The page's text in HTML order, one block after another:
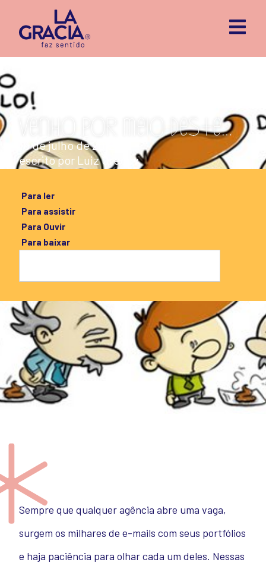
Venho por meio deste…
16 de julho de 2012
escrito por Luiz Grecov
Para ler
Para assistir
Para Ouvir
Para baixar
Sempre que qualquer agência abre uma vaga,
surgem os milhares de e-mails com seus portfólios
e haja paciência para olhar cada um deles. Nessas